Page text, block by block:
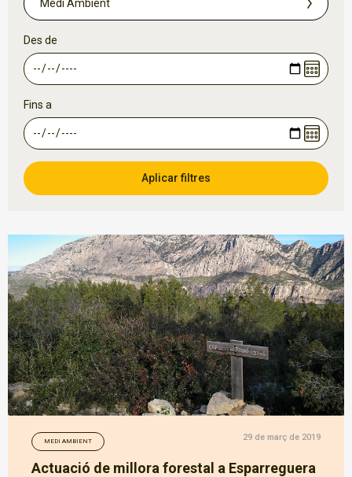
Des de
Fins a
MEDI AMBIENT 29 de març de 2019
Actuació de millora forestal a Esparreguera